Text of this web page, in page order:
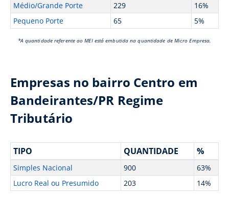
Médio/Grande Porte
229
16%
Pequeno Porte
65 5%
*A quantidade referente ao MEI está embutida na quantidade de Micro Empresa.
Empresas no bairro Centro em
Bandeirantes/PR Regime
Tributário
TIPO QUANTIDADE %
Simples Nacional 900
63%
Lucro Real ou Presumido
203 14%